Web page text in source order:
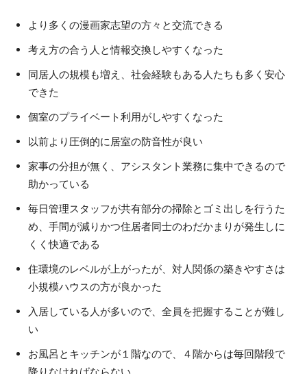
より多くの漫画家志望の方々と交流できる
考え方の合う人と情報交換しやすくなった
同居人の規模も増え、社会経験もある人たちも多く安心
できた
個室のプライベート利用がしやすくなった
以前より圧倒的に居室の防音性が良い
家事の分担が無く、アシスタント業務に集中できるので
助かっている
毎日管理スタッフが共有部分の掃除とゴミ出しを行うた
め、手間が減りかつ住居者同士のわだかまりが発生しに
くく快適である
住環境のレベルが上がったが、対人関係の築きやすさは
小規模ハウスの方が良かった
入居している人が多いので、全員を把握することが難し
い
お風呂とキッチンが１階なので、４階からは毎回階段で